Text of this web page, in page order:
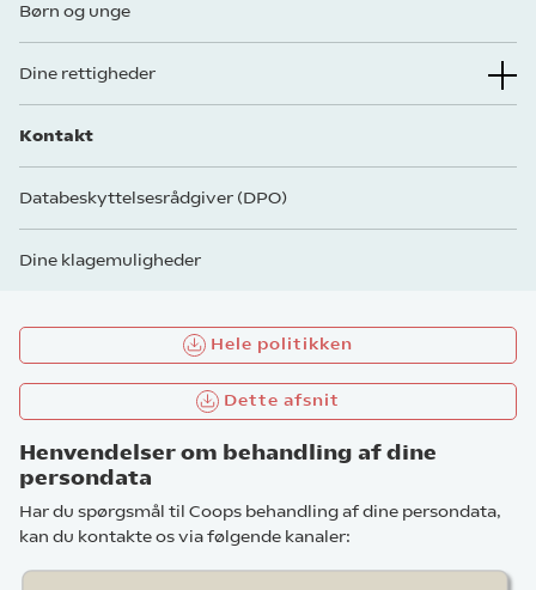
Børn og unge
Dine rettigheder
Kontakt
Databeskyttelsesrådgiver (DPO)
Dine klagemuligheder
Hele politikken
Dette afsnit
Henvendelser om behandling af dine
persondata
Har du spørgsmål til Coops behandling af dine persondata,
kan du kontakte os via følgende kanaler: